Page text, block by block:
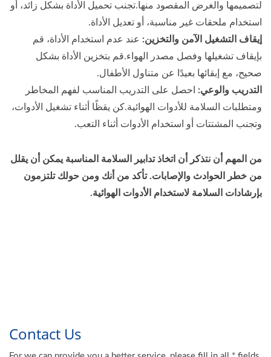
لتصميمها والغرض المقصود منها.تجنب تحميل الأداة بشكل زائد، أو
استخدام ملحقات غير مناسبة، أو تعديل الأداة.
إيقاف التشغيل الآمن والتخزين: عند عدم استخدام الأداة، قم
بإيقاف تشغيلها وفصل مصدر الهواء.قم بتخزين الأداة بشكل
صحيح، مع إبقائها بعيدًا عن متناول الأطفال.
التدريب والوعي: احصل على التدريب المناسب لفهم المخاطر
ومتطلبات السلامة للأدوات الهوائية.كن يقظًا أثناء تشغيل الأدوات،
وتجنب المشتتات أو استخدام الأدوات أثناء التعب.
من المهم أن نتذكر أن اتخاذ تدابير السلامة المناسبة يمكن أن يقلل
من خطر الحوادث والإصابات. تأكد من أنك ومن حولك تلتزمون
بإرشادات السلامة لاستخدام الأدوات الهوائية.